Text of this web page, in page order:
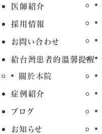
医師紹介
採用情報
お問い合わせ
給台灣患者的溫馨提醒
關於本院
症例紹介
ブログ
お知らせ